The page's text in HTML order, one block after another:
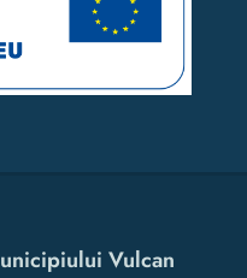
Vulcan